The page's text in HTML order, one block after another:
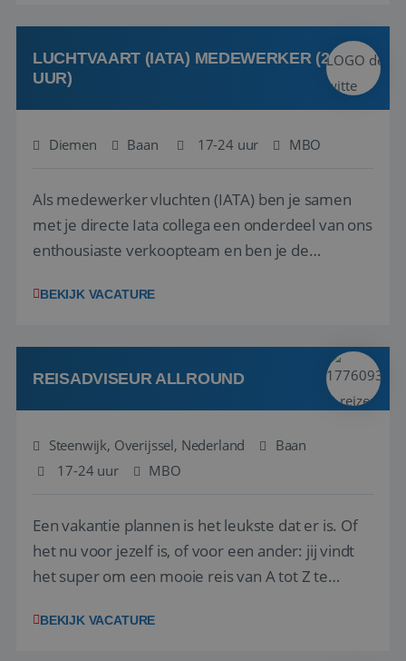
deze onderdelen zijn nu samen gevoegd...
LUCHTVAART (IATA) MEDEWERKER (24-32
UUR)
Diemen Baan 17-24 uur MBO
Als medewerker vluchten (IATA) ben je samen
met je directe Iata collega een onderdeel van ons
enthousiaste verkoopteam en ben je de
en tarieven waar je collega’s niet uitkomen.
kwaliteitsbewaking van alles wat met IATA te m...
BEKIJK VACATURE
REISADVISEUR ALLROUND
Steenwijk, Overijssel, Nederland
Baan
17-24 uur
MBO
Een vakantie plannen is het leukste dat er is. Of
het nu voor jezelf is, of voor een ander: jij vindt
het super om een mooie reis van A tot Z te
vakantiegangers de meest prachtige plekjes op
BEKIJK VACATURE